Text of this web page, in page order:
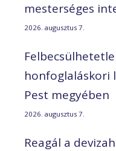
mesterséges
2026. augusztus 7.
honfoglaláskori
Pest megyében
2026. augusztus 7.
Reagál a